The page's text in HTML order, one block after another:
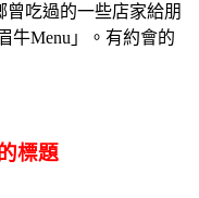
吃過的一些店家給朋
牛Menu」。有約會的
標題